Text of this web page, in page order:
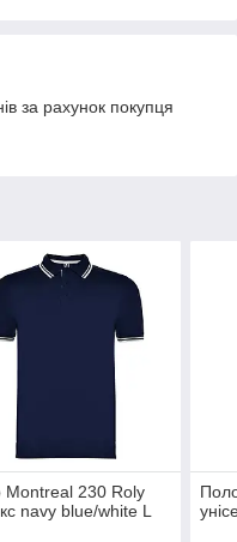
за рахунок покупця
Montreal 230 Roly
navy blue/white L